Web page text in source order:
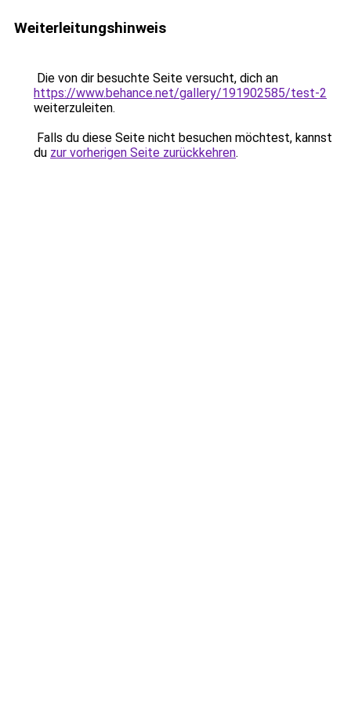
Weiterleitungshinweis
Die von dir besuchte Seite versucht, dich an
https://www.behance.net/gallery/191902585/test-2
weiterzuleiten.
Falls du diese Seite nicht besuchen möchtest, kannst
du zur vorherigen Seite zurückkehren.